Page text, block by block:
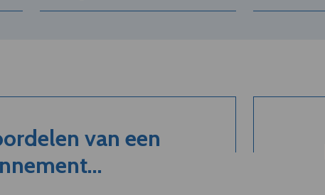
van een